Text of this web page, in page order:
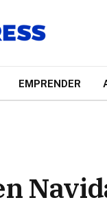
EMPRENDER